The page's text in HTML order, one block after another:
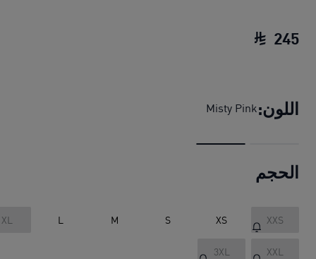
245
اللون:Misty Pink
الحجم
XXS
XS
S
M
L
XL
XXL
3XL